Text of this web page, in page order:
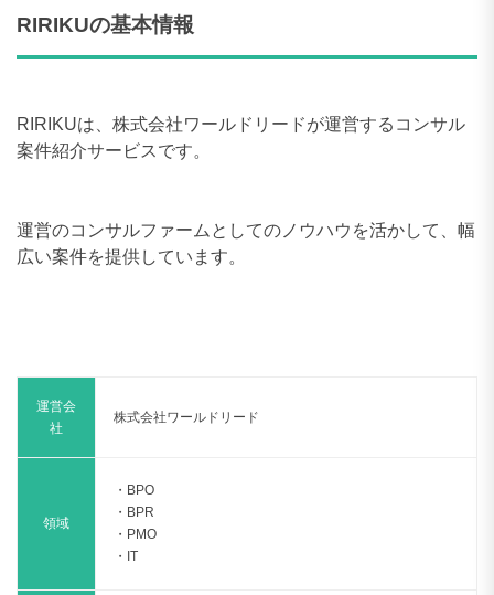
RIRIKUの基本情報
RIRIKUは、株式会社ワールドリードが運営するコンサル
案件紹介サービスです。
運営のコンサルファームとしてのノウハウを活かして、幅
広い案件を提供しています。
運営会
社
株式会社ワールドリード
領域
・BPO
・BPR
・PMO
・IT